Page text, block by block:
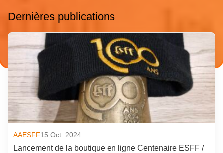
Dernières publications
AAESFF15 Oct. 2024
Lancement de la boutique en ligne Centenaire ESFF /